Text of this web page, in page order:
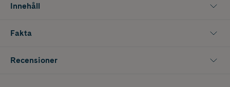
Innehåll
Fakta
Recensioner